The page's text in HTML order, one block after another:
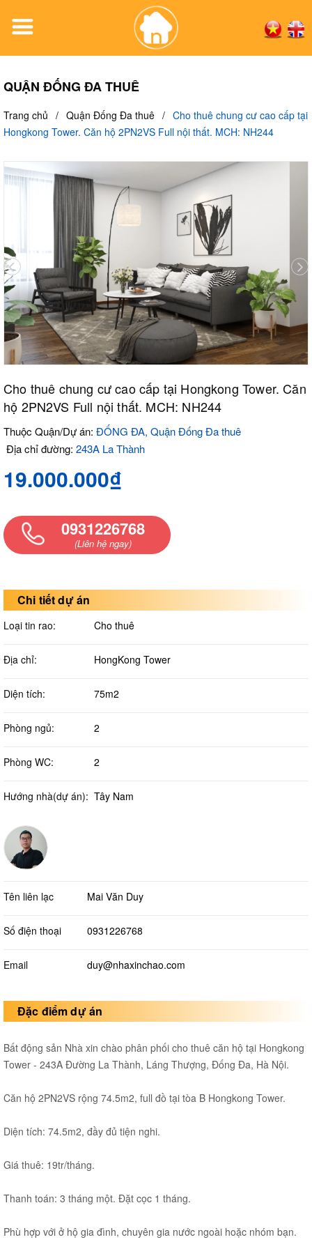
QUẬN ĐỐNG ĐA THUÊ
Trang chủ / Quận Đống Đa thuê / Cho thuê chung cư cao cấp tại
Hongkong Tower. Căn hộ 2PN2VS Full nội thất. MCH: NH244
Cho thuê chung cư cao cấp tại Hongkong Tower. Căn
hộ 2PN2VS Full nội thất. MCH: NH244
Thuộc Quận/Dự án: ĐỐNG ĐA, Quận Đống Đa thuê
Địa chỉ đường: 243A La Thành
19.000.000₫
0931226768
(Liên hệ ngay)
Chi tiết dự án
Loại tin rao: Cho thuê
Địa chỉ: HongKong Tower
Diện tích: 75m2
Phòng ngủ: 2
Phòng WC: 2
Hướng nhà(dự án): Tây Nam
Tên liên lạc Mai Văn Duy
Số điện thoại 0931226768
Email duy@nhaxinchao.com
Đặc điểm dự án
Bất động sản Nhà xin chào phân phối cho thuê căn hộ tại Hongkong
Tower - 243A Đường La Thành, Láng Thượng, Đống Đa, Hà Nội.
Căn hộ 2PN2VS rộng 74.5m2, full đồ tại tòa B Hongkong Tower.
Diện tích: 74.5m2, đầy đủ tiện nghi.
Giá thuê: 19tr/tháng.
Thanh toán: 3 tháng một. Đặt cọc 1 tháng.
Phù hợp với ở hộ gia đình, chuyên gia nước ngoài hoặc nhóm bạn.